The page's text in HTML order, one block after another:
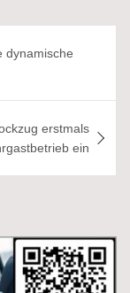
dynamische
erstmals
ein